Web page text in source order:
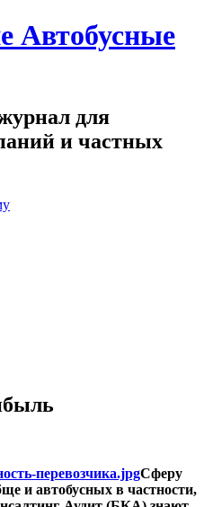
Автобусные
для
и частных
Сферу
и автобусных в частности,